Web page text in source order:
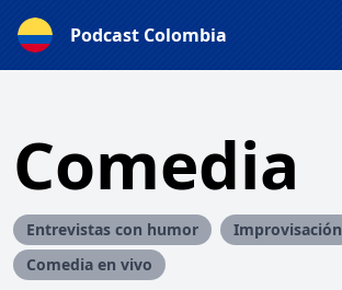
Podcast Colombia
Comedia
Entrevistas con humor
Improvisación
Comedia en vivo